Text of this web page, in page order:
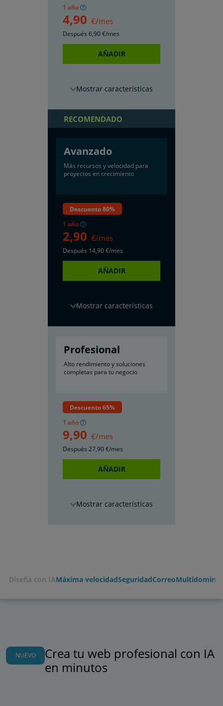
1 año
4,90 €/mes
Después 6,90€/mes
AÑADIR
características
RECOMENDADO
Avanzado
Más recursos y velocidad para
proyectos en crecimiento
Descuento 80%
1 año
2,90 €/mes
Después 14,90€/mes
AÑADIR
características
Profesional
Alto rendimiento y soluciones
completas para tu negocio
Descuento 65%
1 año
9,90 €/mes
Después 27,90€/mes
AÑADIR
características
Diseña con IAMáxima velocidadSeguridadCorreoMultidominio
NUEVO
Crea tu web profesional con IA
en minutos